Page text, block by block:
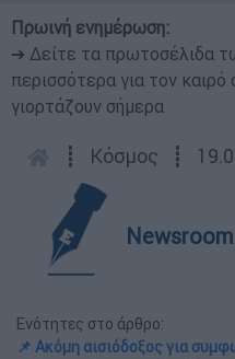
Πρωινή ενημέρωση:
➔ Δείτε τα πρωτοσέλιδα
περισσότερα για τον καιρό
γιορτάζουν σήμερα
┋ Κόσμος ┋
Newsroom
Ενότητες στο άρθρο:
📌 Ακόμη αισιόδοξος για